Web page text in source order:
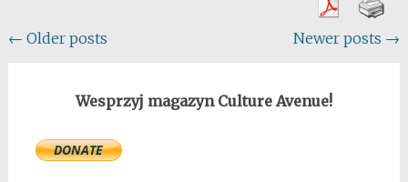
Posts
← Older posts Newer posts →
Wesprzyj magazyn Culture Avenue!